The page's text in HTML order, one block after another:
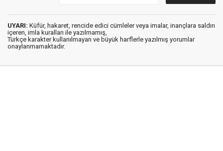
UYARI: Küfür, hakaret, rencide edici cümleler veya imalar, inançlara saldırı
içeren, imla kuralları ile yazılmamış,
Türkçe karakter kullanılmayan ve büyük harflerle yazılmış yorumlar
onaylanmamaktadır.